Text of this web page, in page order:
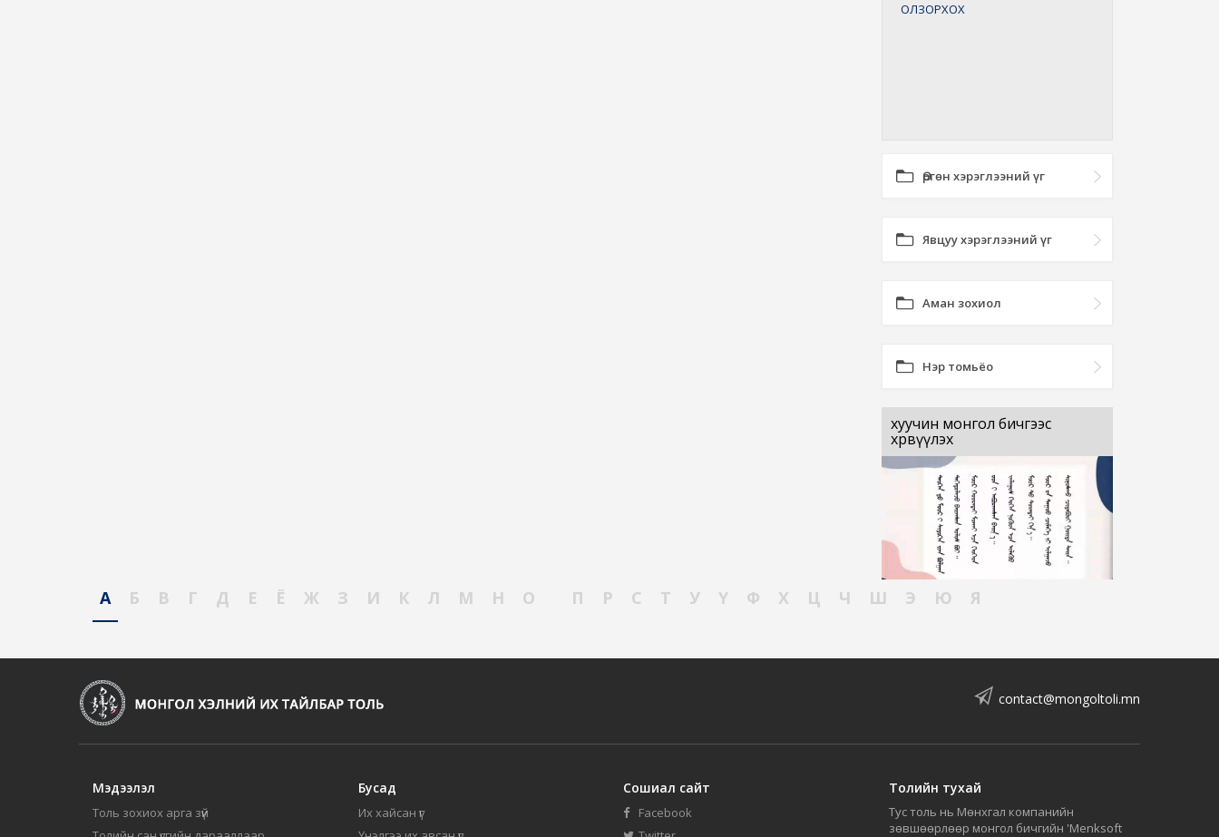
ОЛЗОРХОХ
Өргөн хэрэглээний үг
Явцуу хэрэглээний үг
Аман зохиол
Нэр томьёо
хуучин монгол бичгээс
хөрвүүлэх
А Б В Г Д Е Ё Ж З И К Л М Н О П Р С Т У Ү Ф Х Ц Ч Ш Э Ю Я
contact@mongoltoli.mn
Мэдээлэл
Толь зохиох арга зүй
Бусад
Их хайсан үг
Сошиал сайт
Facebook
Толийн тухай
Тус толь нь Мөнхгал компанийн
зөвшөөрлөөр монгол бичгийн 'Menksoft